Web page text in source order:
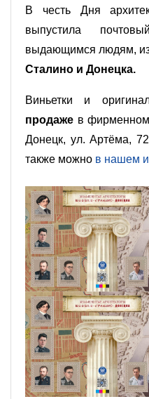
В честь Дня
выпустила
выдающимся людям,
Сталино и Донецка.
Виньетки и
продаже в фирменном
Донецк, ул. Артёма,
также можно в нашем